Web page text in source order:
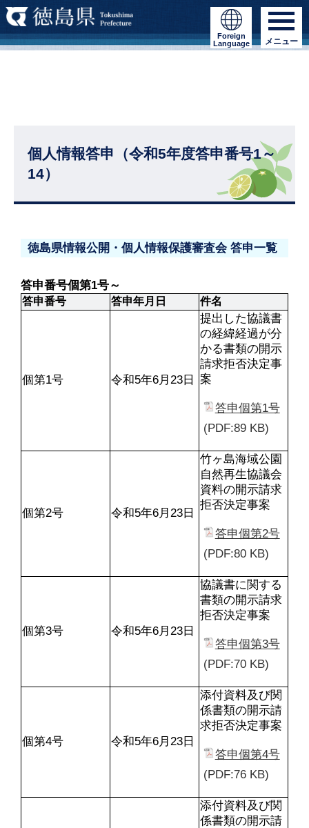
Foreign
Language
メニュー
個人情報答申（令和5年度答申番号1～
14）
徳島県情報公開・個人情報保護審査会 答申一覧
答申番号個第1号～
答申番号 答申年月日 件名
個第1号 令和5年6月23日
提出した協議書
の経緯経過が分
かる書類の開示
請求拒否決定事
案
答申個第1号
(PDF:89 KB)
個第2号 令和5年6月23日
竹ヶ島海域公園
自然再生協議会
資料の開示請求
拒否決定事案
答申個第2号
(PDF:80 KB)
個第3号 令和5年6月23日
協議書に関する
書類の開示請求
拒否決定事案
答申個第3号
(PDF:70 KB)
個第4号 令和5年6月23日
添付資料及び関
係書類の開示請
求拒否決定事案
答申個第4号
(PDF:76 KB)
添付資料及び関
係書類の開示請